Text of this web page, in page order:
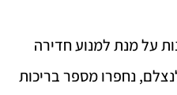
על מנת למנוע חדירה
נחפרו מספר בריכות